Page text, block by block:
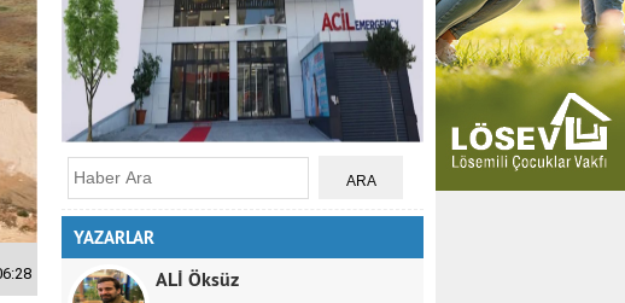
YAZARLAR
ALİ Öksüz